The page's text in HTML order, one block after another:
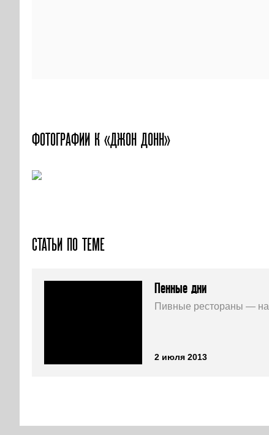
ФОТОГРАФИИ К «ДЖОН ДОНН»
СТАТЬИ ПО ТЕМЕ
Пенные дни
Пивные рестораны — на
2 июля 2013